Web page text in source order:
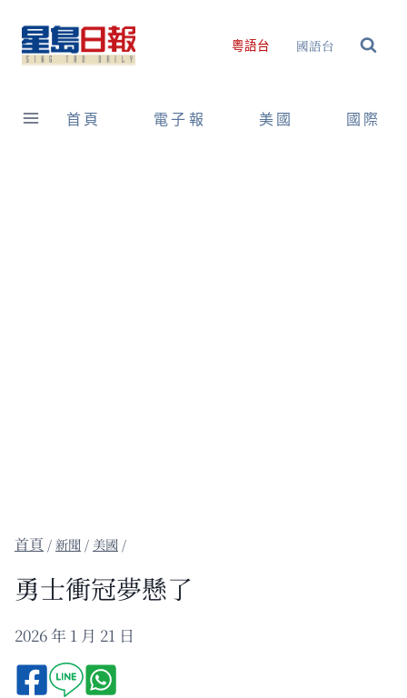
content
粵語台 國語台
首頁 電子報 美國 國際
/新聞 / 美國 /
勇士衝冠夢懸了
2026 年 1 月 21 日